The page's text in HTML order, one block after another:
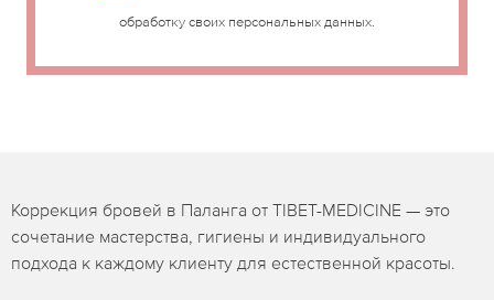
обработку своих персональных данных.
Коррекция бровей в Паланга от TIBET-MEDICINE — это
сочетание мастерства, гигиены и индивидуального
подхода к каждому клиенту для естественной красоты.